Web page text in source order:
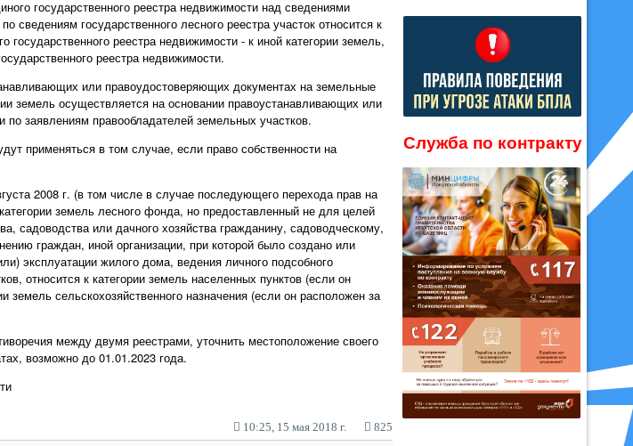
государственного реестра недвижимости над сведениями
сведениям государственного лесного реестра участок относится к
реестра недвижимости - к иной категории земель,
реестра недвижимости.
или правоудостоверяющих документах на земельные
земель осуществляется на основании правоустанавливающих или
заявлениям правообладателей земельных участков.
применяться в том случае, если право собственности на
2008 г. (в том числе в случае последующего перехода прав на
земель лесного фонда, но предоставленный не для целей
садоводства или дачного хозяйства гражданину, садоводческому,
граждан, иной организации, при которой было создано или
эксплуатации жилого дома, ведения личного подсобного
относится к категории земель населенных пунктов (если он
земель сельскохозяйственного назначения (если он расположен за
между двумя реестрами, уточнить местоположение своего
возможно до 01.01.2023 года.
10:25, 15 мая 2018 г. 825
Служба по контракту